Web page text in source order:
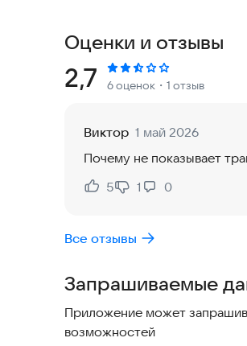
времени:
- отслеживайте точное
- узнавайте расписание и
- стройте оптимальный
Мы постоянно работаем над
можете оставить в разделе
Установите приложение
Оценки и отзывы
Рейтинг:
2,7 6 оценок ・1 отзыв
Виктор 1 май 2026
Почему не показывает
Нравится:
5
Не нравится:
1 0
Все отзывы
Запрашиваемые
Приложение может
возможностей